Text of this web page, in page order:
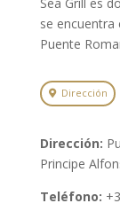
se
Puente
Dirección
Dirección:
Principe
Teléfono: